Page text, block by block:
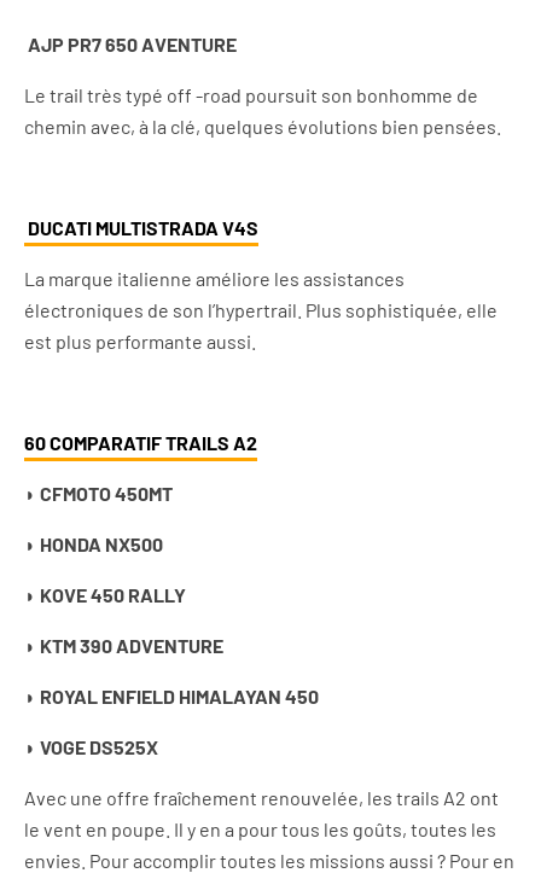
AJP PR7 650 AVENTURE
Le trail très typé off -road poursuit son bonhomme de
chemin avec, à la clé, quelques évolutions bien pensées.
DUCATI MULTISTRADA V4S
La marque italienne améliore les assistances
électroniques de son l’hypertrail. Plus sophistiquée, elle
est plus performante aussi.
60 COMPARATIF TRAILS A2
◗ CFMOTO 450MT
◗ HONDA NX500
◗ KOVE 450 RALLY
◗ KTM 390 ADVENTURE
◗ ROYAL ENFIELD HIMALAYAN 450
◗ VOGE DS525X
Avec une offre fraîchement renouvelée, les trails A2 ont
le vent en poupe. Il y en a pour tous les goûts, toutes les
envies. Pour accomplir toutes les missions aussi ? Pour en